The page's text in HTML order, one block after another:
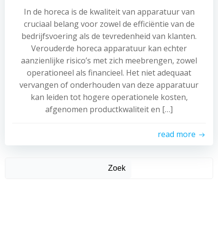
In de horeca is de kwaliteit van apparatuur van
cruciaal belang voor zowel de efficiëntie van de
bedrijfsvoering als de tevredenheid van klanten.
Verouderde horeca apparatuur kan echter
aanzienlijke risico’s met zich meebrengen, zowel
operationeel als financieel. Het niet adequaat
vervangen of onderhouden van deze apparatuur
kan leiden tot hogere operationele kosten,
afgenomen productkwaliteit en […]
read more
Zoek